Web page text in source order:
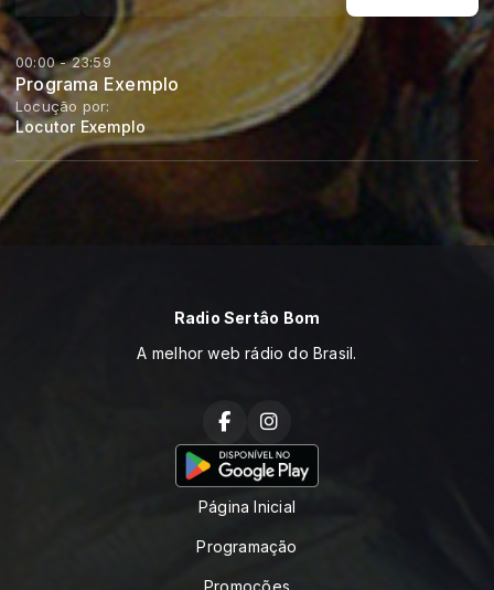
00:00 - 23:59
Programa Exemplo
Locução por:
Locutor Exemplo
Radio Sertâo Bom
A melhor web rádio do Brasil.
Página Inicial
Programação
Promoções